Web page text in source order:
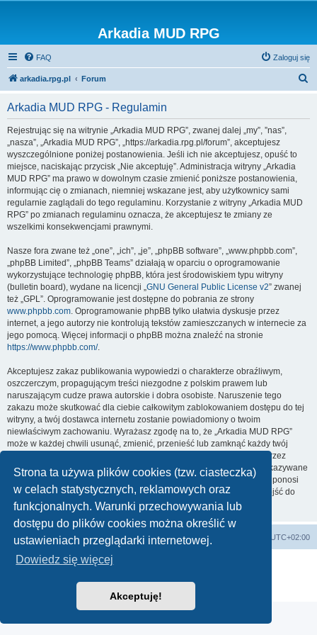
Strona ta używa plików cookies (tzw. ciasteczka)
w celach statystycznych, reklamowych oraz
funkcjonalnych. Warunki przechowywania lub
dostępu do plików cookies można określić w
ustawieniach przeglądarki internetowej.
Dowiedz się więcej
Akceptuję!
Arkadia MUD RPG
FAQ Zaloguj się
arkadia.rpg.pl Forum
Arkadia MUD RPG - Regulamin
Rejestrując się na witrynie „Arkadia MUD RPG”, zwanej dalej „my”, ”nas”,
„nasza”, „Arkadia MUD RPG”, „https://arkadia.rpg.pl/forum”, akceptujesz
wyszczególnione poniżej postanowienia. Jeśli ich nie akceptujesz, opuść to
miejsce, naciskając przycisk „Nie akceptuję”. Administracja witryny „Arkadia
MUD RPG” ma prawo w dowolnym czasie zmienić poniższe postanowienia,
informując cię o zmianach, niemniej wskazane jest, aby użytkownicy sami
regularnie zaglądali do tego regulaminu. Korzystanie z witryny „Arkadia MUD
RPG” po zmianach regulaminu oznacza, że akceptujesz te zmiany ze
wszelkimi konsekwencjami prawnymi.
Nasze fora zwane też „one”, „ich”, „je”, „phpBB software”, „www.phpbb.com”,
„phpBB Limited”, „phpBB Teams” działają w oparciu o oprogramowanie
wykorzystujące technologię phpBB, która jest środowiskiem typu witryny
(bulletin board), wydane na licencji „GNU General Public License v2” zwanej
też „GPL”. Oprogramowanie jest dostępne do pobrania ze strony
www.phpbb.com. Oprogramowanie phpBB tylko ułatwia dyskusje przez
internet, a jego autorzy nie kontrolują tekstów zamieszczanych w internecie za
jego pomocą. Więcej informacji o phpBB można znaleźć na stronie
https://www.phpbb.com/.
Akceptujesz zakaz publikowania wypowiedzi o charakterze obraźliwym,
oszczerczym, propagującym treści niezgodne z polskim prawem lub
naruszającym cudze prawa autorskie i dobra osobiste. Naruszenie tego
zakazu może skutkować dla ciebie całkowitym zablokowaniem dostępu do tej
witryny, a twój dostawca internetu zostanie powiadomiony o twoim
niewłaściwym zachowaniu. Wyrażasz zgodę na to, że „Arkadia MUD RPG”
może w każdej chwili usunąć, zmienić, przenieść lub zamknąć każdy twój
temat, post. Wyrażasz zgodę na zapisywanie wszystkich podanych przez
ciebie informacji w naszej bazie danych. Informacje te nie będą przekazywane
nikomu bez twojej zgody, ale ani „Arkadia MUD RPG”, ani phpBB nie ponosi
odpowiedzialności za włamania do witryny, podczas których może dojść do
kradzieży danych.
arkadia.rpg.pl Forum UTC+02:00
Technologię dostarcza